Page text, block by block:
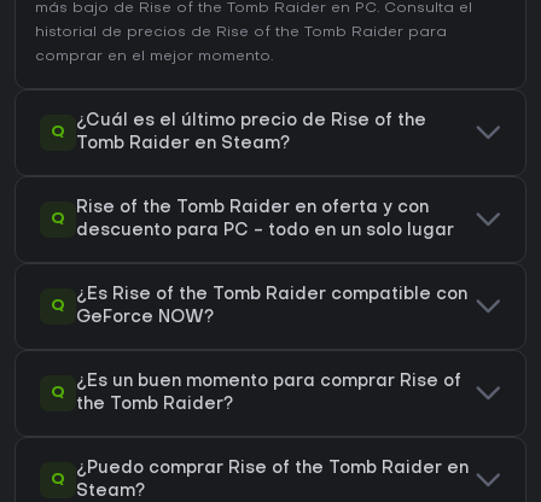
más bajo de Rise of the Tomb Raider en PC. Consulta el
historial de precios de Rise of the Tomb Raider para
comprar en el mejor momento.
Q
¿Cuál es el último precio de Rise of the
Tomb Raider en Steam?
Q
Rise of the Tomb Raider en oferta y con
descuento para PC - todo en un solo lugar
Q
¿Es Rise of the Tomb Raider compatible con
GeForce NOW?
Q
¿Es un buen momento para comprar Rise of
the Tomb Raider?
Q
¿Puedo comprar Rise of the Tomb Raider en
Steam?